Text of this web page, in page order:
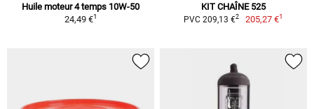
Huile moteur 4 temps 10W-50
24,49 €1
KIT CHAÎNE 525
PVC 209,13 €2 205,27 €1